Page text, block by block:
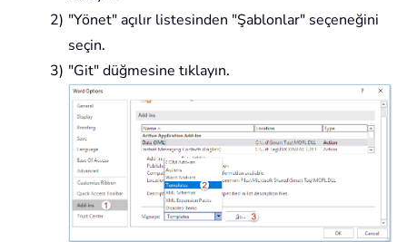
"Yönet" açılır listesinden "Şablonlar" seçeneğini
seçin.
"Git" düğmesine tıklayın.